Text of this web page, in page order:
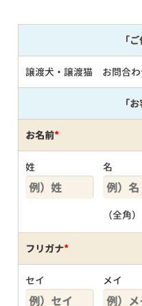
「
譲渡犬・譲渡猫 お問合わ
「
お名前*
姓 名
（全角）
フリガナ*
セイ メイ